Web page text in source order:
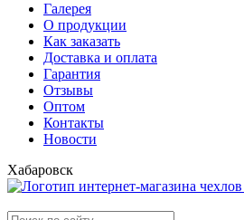
Галерея
О продукции
Как заказать
Доставка и оплата
Гарантия
Отзывы
Оптом
Контакты
Новости
Хабаровск